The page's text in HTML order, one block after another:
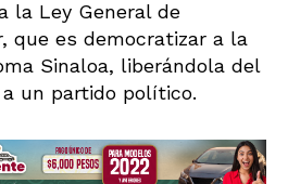
la Ley General de
que es democratizar a la
Sinaloa, liberándola del
un partido político.